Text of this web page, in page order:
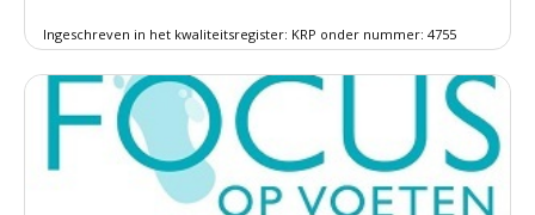
Ingeschreven in het kwaliteitsregister: KRP onder nummer: 4755